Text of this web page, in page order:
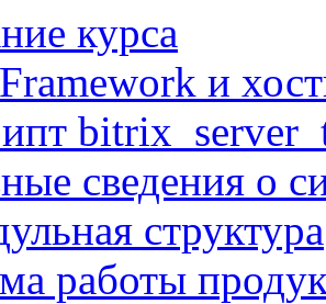
курса
и
сведения о
структура
работы